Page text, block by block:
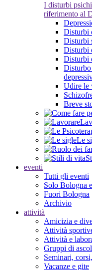
I disturbi
riferimento al
Disturbi
Disturbi
Disturbi
Disturbi
Udire le
Breve
Le
eventi
Tutti gli eventi
Solo Bologna
Fuori Bologna
Archivio
attività
Amicizia e
Attività
Attività e
Gruppi di
Seminari,
Vacanze e gite